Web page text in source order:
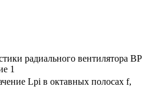
радиального вентилятора ВР
1
Lpi в октавных полосах f,